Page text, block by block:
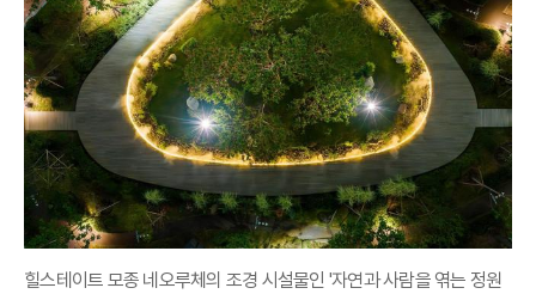
힐스테이트 모종 네오루체의 조경 시설물인 '자연과 사람을 엮는 정원